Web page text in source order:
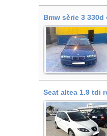
Bmw sèrie 3
Seat altea 1.9 tdi